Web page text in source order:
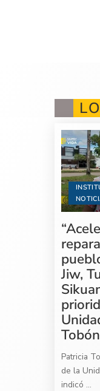
Jiw,
Patricia
de la
indicó ...